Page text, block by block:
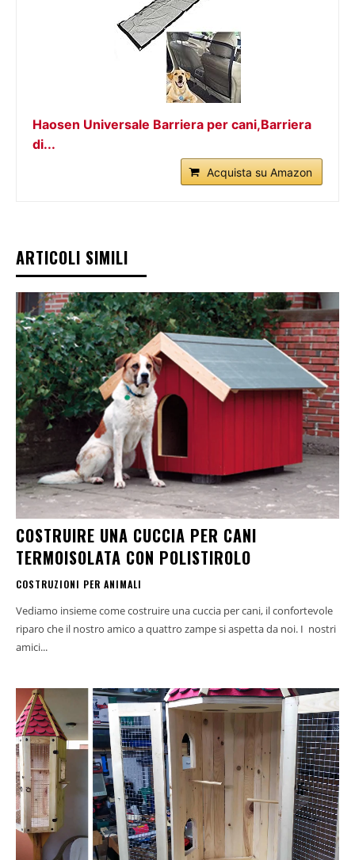
Haosen Universale Barriera per cani,Barriera
di...
Acquista su Amazon
ARTICOLI SIMILI
COSTRUIRE UNA CUCCIA PER CANI
TERMOISOLATA CON POLISTIROLO
COSTRUZIONI PER ANIMALI
Vediamo insieme come costruire una cuccia per cani, il confortevole
riparo che il nostro amico a quattro zampe si aspetta da noi. I nostri
amici...